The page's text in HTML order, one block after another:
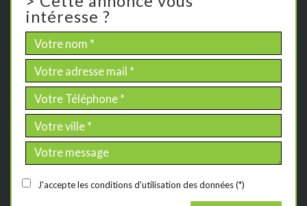
intéresse ?
J'accepte les conditions d'utilisation des données (*)